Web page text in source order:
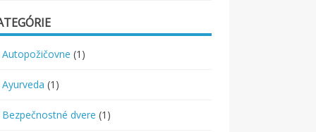
Autopožičovne (1)
Ayurveda (1)
Bezpečnostné dvere (1)